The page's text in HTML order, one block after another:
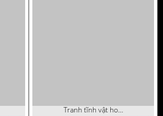
Tranh tĩnh vật hoa quả sơn dầu nghệ thuật